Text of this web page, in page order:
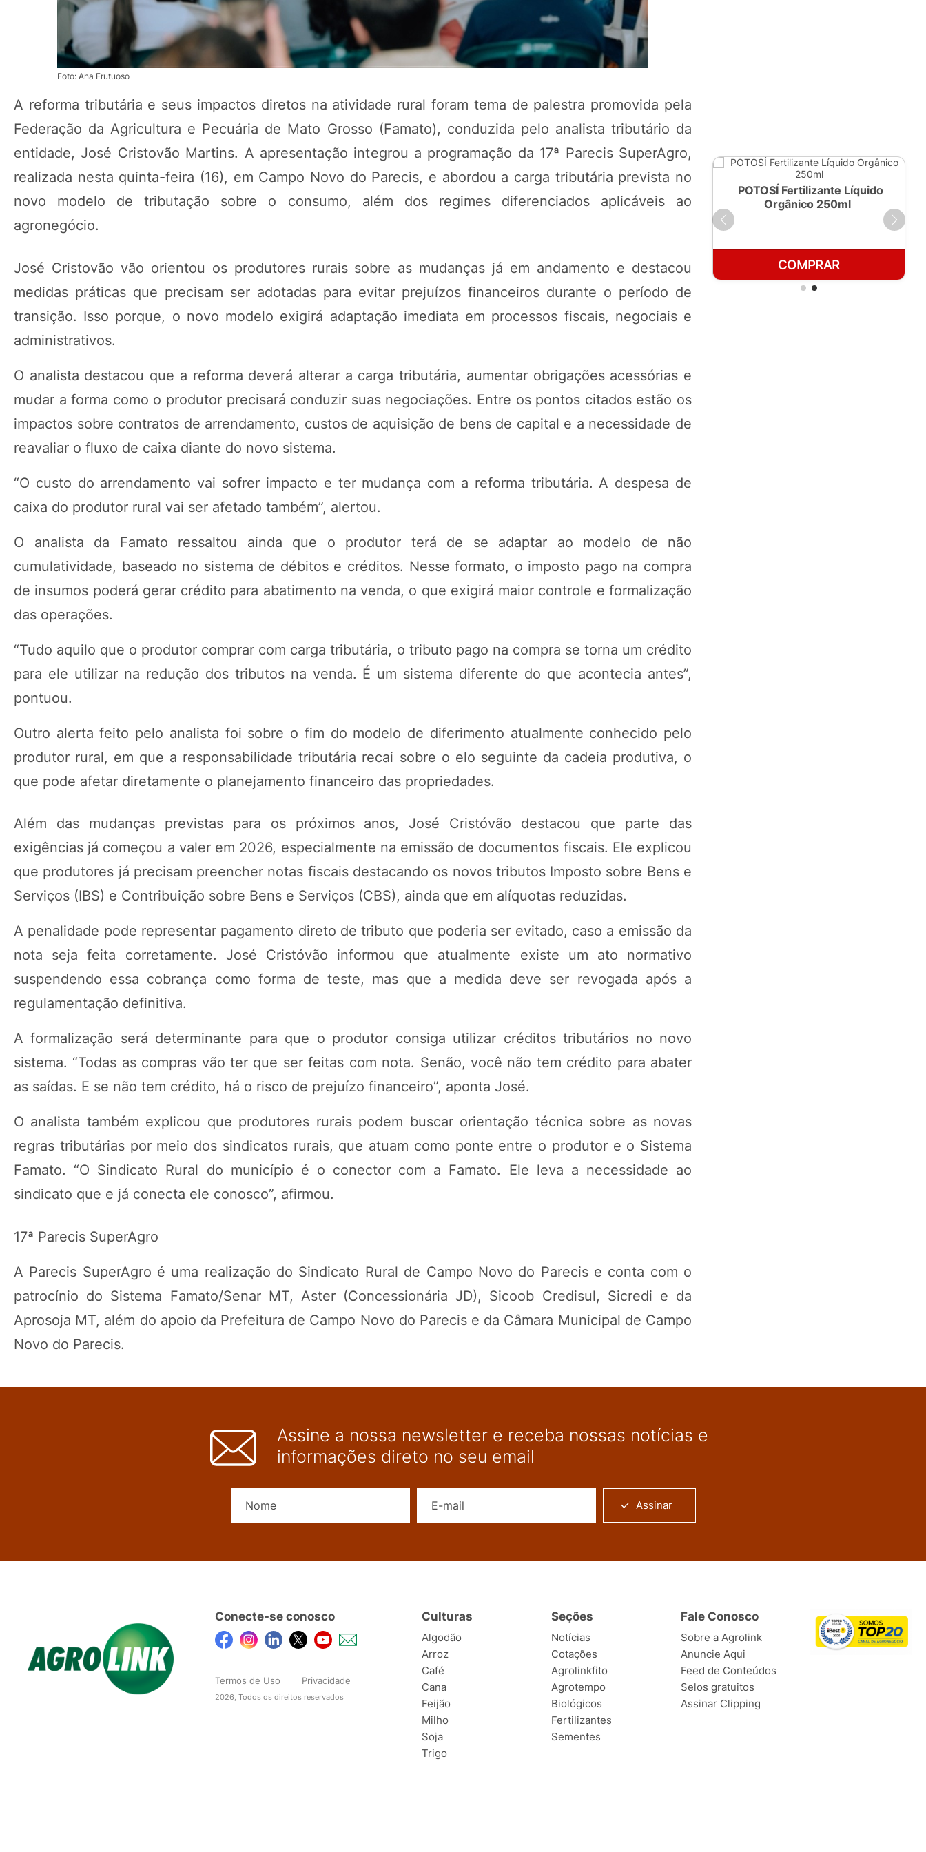
Foto: Ana Frutuoso
A reforma tributária e seus impactos diretos na atividade rural foram tema de palestra promovida pela
Federação da Agricultura e Pecuária de Mato Grosso (Famato), conduzida pelo analista tributário da
entidade, José Cristovão Martins. A apresentação integrou a programação da 17ª Parecis SuperAgro,
realizada nesta quinta-feira (16), em Campo Novo do Parecis, e abordou a carga tributária prevista no
novo modelo de tributação sobre o consumo, além dos regimes diferenciados aplicáveis ao
agronegócio.
José Cristovão vão orientou os produtores rurais sobre as mudanças já em andamento e destacou
medidas práticas que precisam ser adotadas para evitar prejuízos financeiros durante o período de
transição. Isso porque, o novo modelo exigirá adaptação imediata em processos fiscais, negociais e
administrativos.
O analista destacou que a reforma deverá alterar a carga tributária, aumentar obrigações acessórias e
mudar a forma como o produtor precisará conduzir suas negociações. Entre os pontos citados estão os
impactos sobre contratos de arrendamento, custos de aquisição de bens de capital e a necessidade de
reavaliar o fluxo de caixa diante do novo sistema.
“O custo do arrendamento vai sofrer impacto e ter mudança com a reforma tributária. A despesa de
caixa do produtor rural vai ser afetado também”, alertou.
O analista da Famato ressaltou ainda que o produtor terá de se adaptar ao modelo de não
cumulatividade, baseado no sistema de débitos e créditos. Nesse formato, o imposto pago na compra
de insumos poderá gerar crédito para abatimento na venda, o que exigirá maior controle e formalização
das operações.
“Tudo aquilo que o produtor comprar com carga tributária, o tributo pago na compra se torna um crédito
para ele utilizar na redução dos tributos na venda. É um sistema diferente do que acontecia antes”,
pontuou.
Outro alerta feito pelo analista foi sobre o fim do modelo de diferimento atualmente conhecido pelo
produtor rural, em que a responsabilidade tributária recai sobre o elo seguinte da cadeia produtiva, o
que pode afetar diretamente o planejamento financeiro das propriedades.
Além das mudanças previstas para os próximos anos, José Cristóvão destacou que parte das
exigências já começou a valer em 2026, especialmente na emissão de documentos fiscais. Ele explicou
que produtores já precisam preencher notas fiscais destacando os novos tributos Imposto sobre Bens e
Serviços (IBS) e Contribuição sobre Bens e Serviços (CBS), ainda que em alíquotas reduzidas.
A penalidade pode representar pagamento direto de tributo que poderia ser evitado, caso a emissão da
nota seja feita corretamente. José Cristóvão informou que atualmente existe um ato normativo
suspendendo essa cobrança como forma de teste, mas que a medida deve ser revogada após a
regulamentação definitiva.
A formalização será determinante para que o produtor consiga utilizar créditos tributários no novo
sistema. “Todas as compras vão ter que ser feitas com nota. Senão, você não tem crédito para abater
as saídas. E se não tem crédito, há o risco de prejuízo financeiro”, aponta José.
O analista também explicou que produtores rurais podem buscar orientação técnica sobre as novas
regras tributárias por meio dos sindicatos rurais, que atuam como ponte entre o produtor e o Sistema
Famato. “O Sindicato Rural do município é o conector com a Famato. Ele leva a necessidade ao
sindicato que e já conecta ele conosco”, afirmou.
17ª Parecis SuperAgro
A Parecis SuperAgro é uma realização do Sindicato Rural de Campo Novo do Parecis e conta com o
patrocínio do Sistema Famato/Senar MT, Aster (Concessionária JD), Sicoob Credisul, Sicredi e da
Aprosoja MT, além do apoio da Prefeitura de Campo Novo do Parecis e da Câmara Municipal de Campo
Novo do Parecis.
POTOSÍ Fertilizante Líquido
Orgânico 1 LT
COMPRAR
POTOSÍ Fertilizante Líquido
Orgânico 250ml
COMPRAR
Assine a nossa newsletter e receba nossas notícias e
informações direto no seu email
Assinar
Conecte-se conosco
Termos de Uso Privacidade
2026, Todos os direitos reservados
Culturas
Algodão
Arroz
Café
Cana
Feijão
Milho
Soja
Trigo
Seções
Notícias
Cotações
Agrolinkfito
Agrotempo
Biológicos
Fertilizantes
Sementes
Fale Conosco
Sobre a Agrolink
Anuncie Aqui
Feed de Conteúdos
Selos gratuitos
Assinar Clipping